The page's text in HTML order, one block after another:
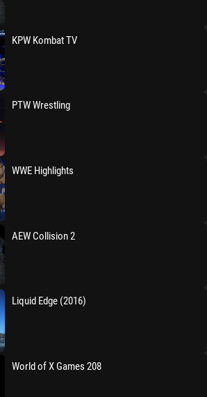
KPW Kombat TV
PTW Wrestling
WWE Highlights
AEW Collision 2
Liquid Edge (2016)
World of X Games 208